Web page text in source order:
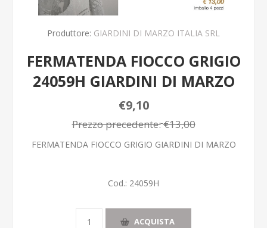
Produttore: GIARDINI DI MARZO ITALIA SRL
FERMATENDA FIOCCO GRIGIO
24059H GIARDINI DI MARZO
€9,10
Prezzo precedente:€13,00
FERMATENDA FIOCCO GRIGIO GIARDINI DI MARZO
Cod.: 24059H
ACQUISTA